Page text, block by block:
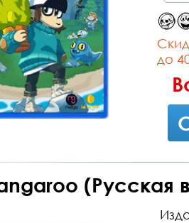
до
(Русская